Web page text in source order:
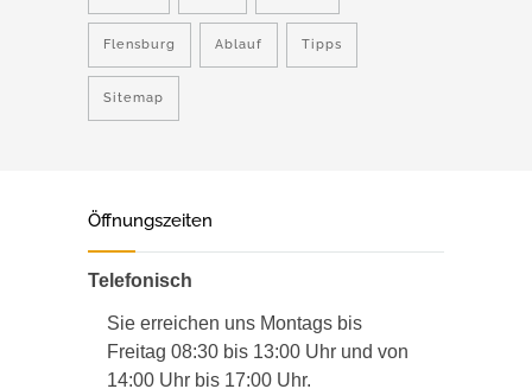
Flensburg Ablauf Tipps
Sitemap
Öffnungszeiten
Telefonisch
Sie erreichen uns Montags bis
Freitag 08:30 bis 13:00 Uhr und von
14:00 Uhr bis 17:00 Uhr.